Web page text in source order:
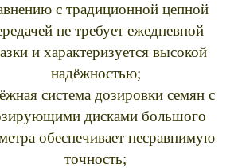
с традиционной цепной
не требует ежедневной
и характеризуется высокой
надёжностью;
система дозировки семян с
дисками большого
обеспечивает несравнимую
точность;